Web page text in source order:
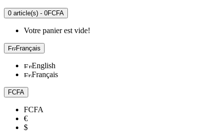
0 article(s) - 0FCFA
Votre panier est vide!
Français
English
Français
FCFA
FCFA
€
$